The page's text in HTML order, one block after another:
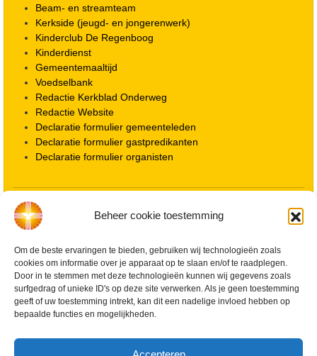
Beheer cookie toestemming
Om de beste ervaringen te bieden, gebruiken wij technologieën zoals
cookies om informatie over je apparaat op te slaan en/of te raadplegen.
Door in te stemmen met deze technologieën kunnen wij gegevens zoals
surfgedrag of unieke ID's op deze site verwerken. Als je geen toestemming
geeft of uw toestemming intrekt, kan dit een nadelige invloed hebben op
bepaalde functies en mogelijkheden.
Beam- en streamteam
Kerkside (jeugd- en jongerenwerk)
Kinderclub De Regenboog
Kinderdienst
Gemeentemaaltijd
Voedselbank
Redactie Kerkblad Onderweg
Redactie Website
Declaratie formulier gemeenteleden
Declaratie formulier gastpredikanten
Declaratie formulier organisten
Locatie kerk
ANBI informatie PGWD
Vrienden van de Grote Kerk
Info Kerkelijke gebouwen / koster
Redactiestatuut voor kerkblad en website
Beleid Veilige Kerk en gedragscode
Privacy
Cookiebeleid (EU)